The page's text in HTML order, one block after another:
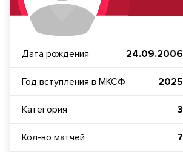
Дата рождения 24.09.2006
Год вступления в МКСФ 2025
Категория 3
Кол-во матчей 7